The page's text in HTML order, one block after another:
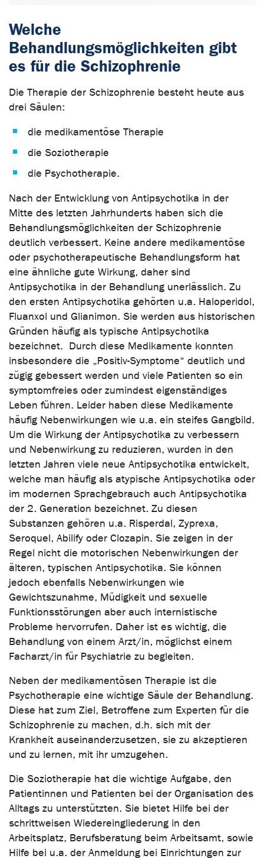
Welche
Behandlungsmöglichkeiten gibt
es für die Schizophrenie
Die Therapie der Schizophrenie besteht heute aus
drei Säulen:
die medikamentöse Therapie
die Soziotherapie
die Psychotherapie.
Nach der Entwicklung von Antipsychotika in der
Mitte des letzten Jahrhunderts haben sich die
Behandlungsmöglichkeiten der Schizophrenie
deutlich verbessert. Keine andere medikamentöse
oder psychotherapeutische Behandlungsform hat
eine ähnliche gute Wirkung, daher sind
Antipsychotika in der Behandlung unerlässlich. Zu
den ersten Antipsychotika gehörten u.a. Haloperidol,
Fluanxol und Glianimon. Sie werden aus historischen
Gründen häufig als typische Antipsychotika
bezeichnet. Durch diese Medikamente konnten
insbesondere die „Positiv-Symptome“ deutlich und
zügig gebessert werden und viele Patienten so ein
symptomfreies oder zumindest eigenständiges
Leben führen. Leider haben diese Medikamente
häufig Nebenwirkungen wie u.a. ein steifes Gangbild.
Um die Wirkung der Antipsychotika zu verbessern
und Nebenwirkung zu reduzieren, wurden in den
letzten Jahren viele neue Antipsychotika entwickelt,
welche man häufig als atypische Antipsychotika oder
im modernen Sprachgebrauch auch Antipsychotika
der 2. Generation bezeichnet. Zu diesen
Substanzen gehören u.a. Risperdal, Zyprexa,
Seroquel, Abilify oder Clozapin. Sie zeigen in der
Regel nicht die motorischen Nebenwirkungen der
älteren, typischen Antipsychotika. Sie können
jedoch ebenfalls Nebenwirkungen wie
Gewichtszunahme, Müdigkeit und sexuelle
Funktionsstörungen aber auch internistische
Probleme hervorrufen. Daher ist es wichtig, die
Behandlung von einem Arzt/in, möglichst einem
Facharzt/in für Psychiatrie zu begleiten.
Neben der medikamentösen Therapie ist die
Psychotherapie eine wichtige Säule der Behandlung.
Diese hat zum Ziel, Betroffene zum Experten für die
Schizophrenie zu machen, d.h. sich mit der
Krankheit auseinanderzusetzen, sie zu akzeptieren
und zu lernen, mit ihr umzugehen.
Die Soziotherapie hat die wichtige Aufgabe, den
Patientinnen und Patienten bei der Organisation des
Alltags zu unterstützten. Sie bietet Hilfe bei der
schrittweisen Wiedereingliederung in den
Arbeitsplatz, Berufsberatung beim Arbeitsamt, sowie
Hilfe bei u.a. der Anmeldung bei Einrichtungen zur